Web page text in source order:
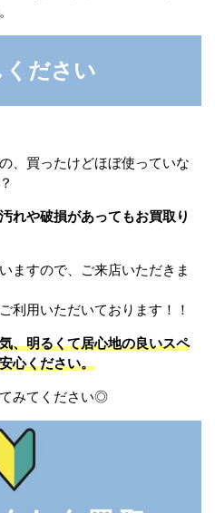
ください
、買ったけどほぼ使っていな
れや破損があってもお買取り
ますので、ご来店いただきま
利用いただいております！！
、明るくて居心地の良いスペ
心ください。
みてください◎